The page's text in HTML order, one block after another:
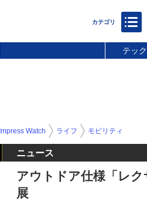
テック
Impress Watch ライフ モビリティ
ニュース
アウトドア仕様「レク
展